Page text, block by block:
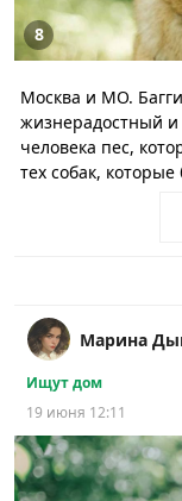
8
Москва и МО.
жизнерадостный
человека пес,
тех собак,
Марина
Ищут дом
19 июня 12:11